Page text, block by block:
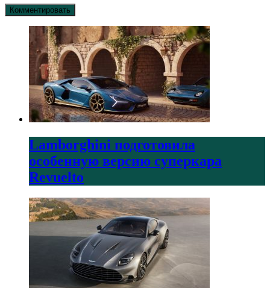
Lamborghini подготовила
особенную версию суперкара
Revuelto